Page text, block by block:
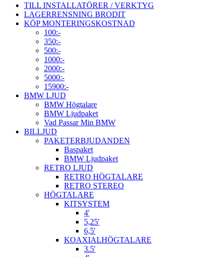
TILL INSTALLATÖRER / VERKTYG
LAGERRENSNING BRODIT
KÖP MONTERINGSKOSTNAD
100:-
350:-
500:-
1000:-
2000:-
5000:-
15900:-
BMW LJUD
BMW Högtalare
BMW Ljudpaket
Vad Passar Min BMW
BILLJUD
PAKETERBJUDANDEN
Baspaket
BMW Ljudpaket
RETRO LJUD
RETRO HÖGTALARE
RETRO STEREO
HÖGTALARE
KITSYSTEM
4'
5,25'
6,5'
KOAXIALHÖGTALARE
3.5'